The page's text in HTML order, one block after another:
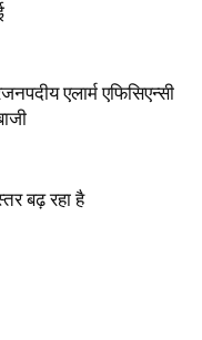
एलार्म एफिसिएन्सी
बढ़ रहा है